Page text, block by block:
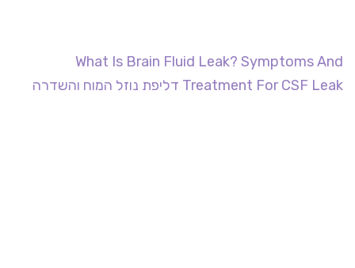
What Is Brain Fluid Leak? Symptoms And
Treatment For CSF Leak דליפת נוזל המוח והשדרה